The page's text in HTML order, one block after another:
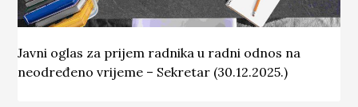
Javni oglas za prijem radnika u radni odnos na
neodređeno vrijeme – Sekretar (30.12.2025.)